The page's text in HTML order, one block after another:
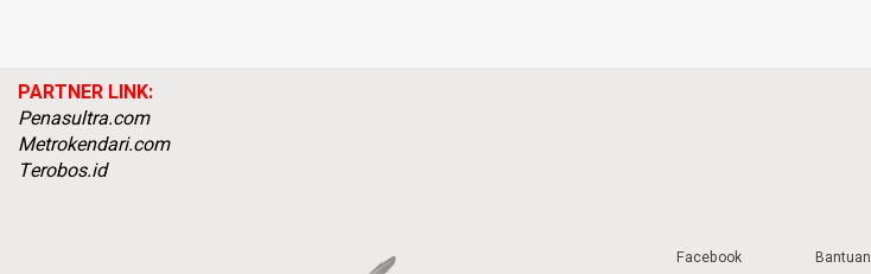
PARTNER LINK:
Penasultra.com
Metrokendari.com
Terobos.id
Facebook Bantuan